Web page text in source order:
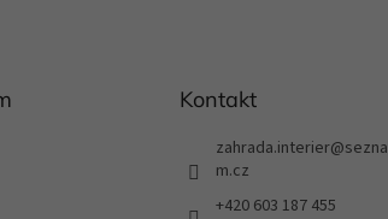
Kontakt
zahrada.interier@sezna
m.cz
+420 603 187 455